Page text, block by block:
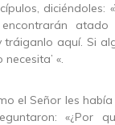
diciéndoles:
aquí. Si
«.
el Señor les
«¿Por